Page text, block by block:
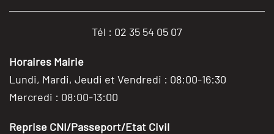
Tél : 02 35 54 05 07
Horaires Mairie
Lundi, Mardi, Jeudi et Vendredi : 08:00-16:30
Mercredi : 08:00-13:00
Reprise CNI/Passeport/Etat Civil